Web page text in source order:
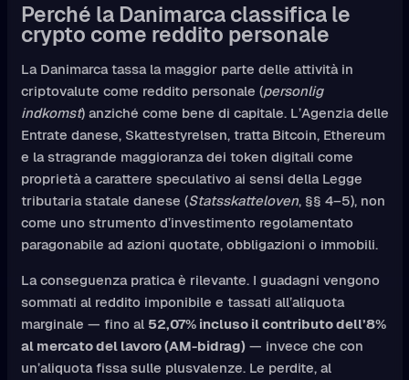
Perché la Danimarca classifica le
crypto come reddito personale
La Danimarca tassa la maggior parte delle attività in
criptovalute come reddito personale (personlig
indkomst) anziché come bene di capitale. L’Agenzia delle
Entrate danese, Skattestyrelsen, tratta Bitcoin, Ethereum
e la stragrande maggioranza dei token digitali come
proprietà a carattere speculativo ai sensi della Legge
tributaria statale danese (Statsskatteloven, §§ 4–5), non
come uno strumento d’investimento regolamentato
paragonabile ad azioni quotate, obbligazioni o immobili.
La conseguenza pratica è rilevante. I guadagni vengono
sommati al reddito imponibile e tassati all’aliquota
marginale — fino al 52,07% incluso il contributo dell’8%
al mercato del lavoro (AM-bidrag)— invece che con
un’aliquota fissa sulle plusvalenze. Le perdite, al